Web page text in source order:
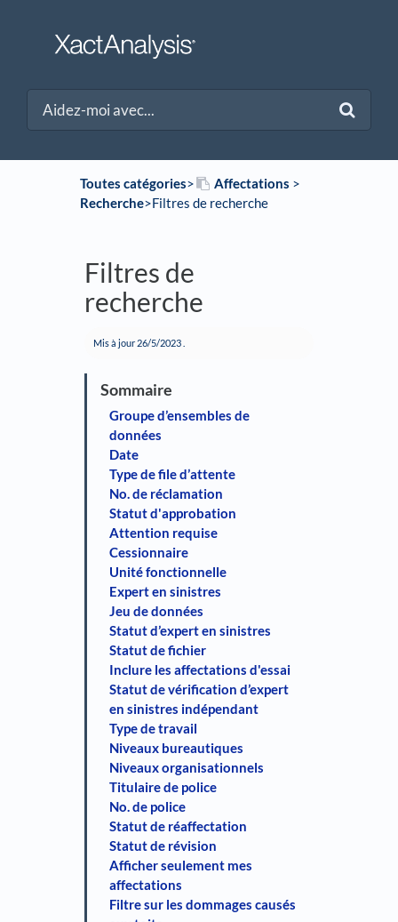
Toutes catégories​>​ ​Affectations ​ > ​
Recherche​>​ Filtres de recherche
Filtres de
recherche
Mis à jour 26/5/2023
Groupe d’ensembles de
données
Date
Type de file d’attente
No. de réclamation
Statut d'approbation
Attention requise
Cessionnaire
Unité fonctionnelle
Expert en sinistres
Jeu de données
Statut d’expert en sinistres
Statut de fichier
Inclure les affectations d'essai
Statut de vérification d’expert
en sinistres indépendant
Type de travail
Niveaux bureautiques
Niveaux organisationnels
Titulaire de police
No. de police
Statut de réaffectation
Statut de révision
Afficher seulement mes
affectations
Filtre sur les dommages causés